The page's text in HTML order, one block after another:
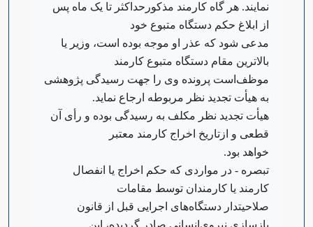
نمایند. هر گاه کارمند مذکور‌حداکثر تا یک ماه پس
از ابلاغ حکم دستگاه متبوع خود
مدعی شود که عذر او موجه بوده است، وزیر یا
بالاترین مقام دستگاه متبوع کارمند
موظف‌است پرونده وی را جهت رسیدگی پژوهشی
به هیأت تجدید نظر مربوطه ارجاع نماید.
هیأت تجدید نظر مکلف به رسیدگی بوده و رأی آن
قطعی و از‌تاریخ اخراج کارمند معتبر
خواهد بود.
‌تبصره - در مواردی که حکم اخراج یا انفصال
کارمند یا کارمندان توسط مقامات
صلاحیتدار دستگاه‌های اجرایی قبل از قانون
بازسازی نیروی‌انسانی صادر گردیده، این